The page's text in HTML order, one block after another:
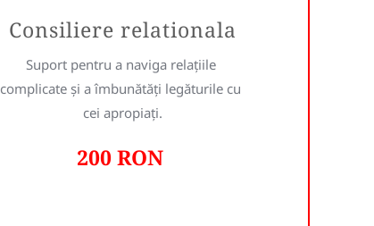
Consiliere relationala
Suport pentru a naviga relațiile
complicate și a îmbunătăți legăturile cu
cei apropiați.
200 RON